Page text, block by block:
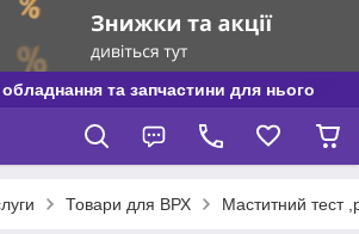
та запчастини для нього
Товари для ВРХ Маститний тест